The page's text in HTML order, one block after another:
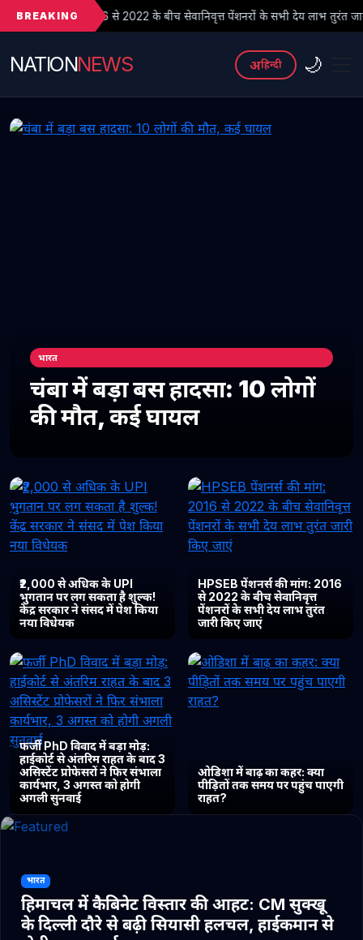
BREAKING
से 2022 के बीच सेवानिवृत्त पेंशनरों के सभी देय लाभ तुरंत जारी किए जाएं
NATIONNEWS अहिन्दी 🌙
भारत
चंबा में बड़ा बस हादसा: 10 लोगों
की मौत, कई घायल
₹2,000 से अधिक के UPI
भुगतान पर लग सकता है शुल्क!
केंद्र सरकार ने संसद में पेश किया
नया विधेयक
HPSEB पेंशनर्स की मांग: 2016
से 2022 के बीच सेवानिवृत्त
पेंशनरों के सभी देय लाभ तुरंत
जारी किए जाएं
फर्जी PhD विवाद में बड़ा मोड़:
हाईकोर्ट से अंतरिम राहत के बाद 3
असिस्टेंट प्रोफेसरों ने फिर संभाला
कार्यभार, 3 अगस्त को होगी
अगली सुनवाई
ओडिशा में बाढ़ का कहर: क्या
पीड़ितों तक समय पर पहुंच पाएगी
राहत?
भारत
हिमाचल में कैबिनेट विस्तार की आहट: CM सुक्खू
के दिल्ली दौरे से बढ़ी सियासी हलचल, हाईकमान से